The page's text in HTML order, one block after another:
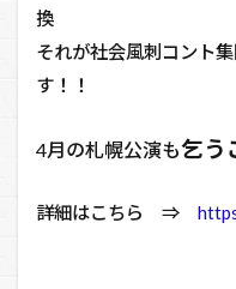
換
それが社会風刺コント集
す！！
4月の札幌公演も乞う
詳細はこちら ⇒